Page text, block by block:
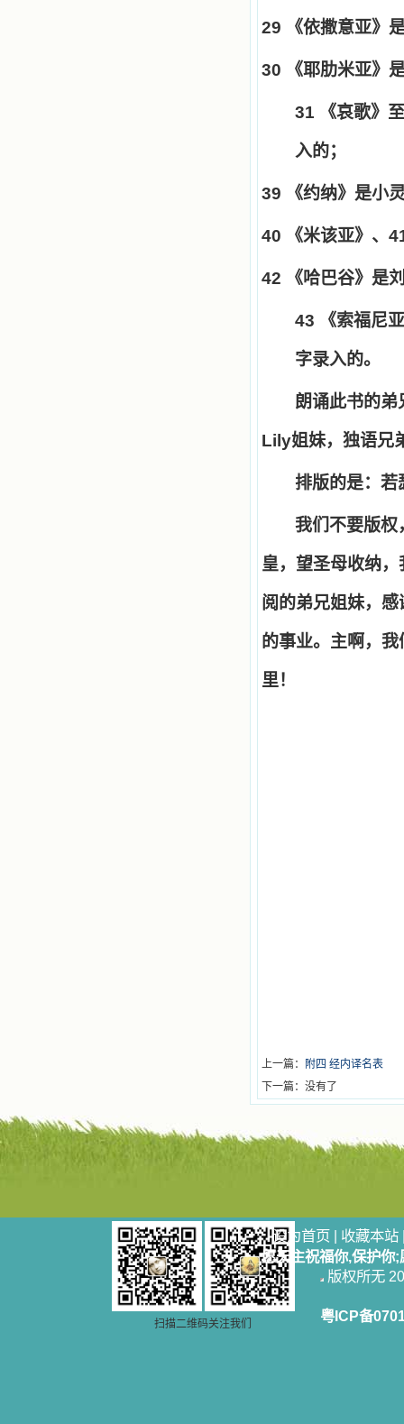
29 《依撒意亚》
30 《耶肋米亚》
31 《哀歌》至
入的；
39 《约纳》是小
40 《米该亚》、
42 《哈巴谷》是
43 《索福尼
字录入的。
朗诵此书的
Lily姐妹，独语兄
排版的是：若
我们不要版权
皇，望圣母收纳
阅的弟兄姐妹，
的事业。主啊，
里！
上一篇：
附四 经内译名表
下一篇：没有了
扫描二维码关注我们
设为首页 | 收藏本站
愿天主祝福你,保护你
版权所无
粤ICP备